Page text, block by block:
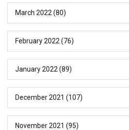
March 2022 (80)
February 2022 (76)
January 2022 (89)
December 2021 (107)
November 2021 (95)